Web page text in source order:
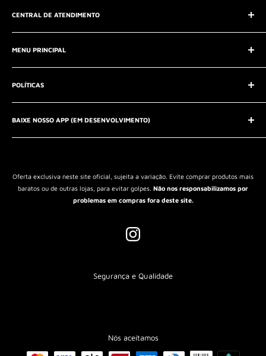
CADASTRE-SE E RECEBA 10% OFF NA SUA PRIMEIRA COMPRA!
CENTRAL DE ATENDIMENTO
SAC (Serviço de Atendimento ao Consumidor)
E-mail:contato@seucontato.com.br
Telefone:41 8761-7286
MENU PRINCIPAL
Início
Catálogo
Entrar em contato
QUEM SOMOS?
POLÍTICAS
Aviso Legal
Política de Privacidade
Política de Reembolso
Termos de Serviço
BAIXE NOSSO APP (EM DESENVOLVIMENTO)
Oferta exclusiva neste site oficial, sujeita a variação. Evite comprar produtos mais
baratos ou de outras lojas, para evitar golpes. Não nos responsabilizamos por
problemas em compras fora deste site.
Segurança e Qualidade
Nós aceitamos